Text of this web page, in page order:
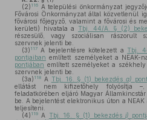
(2) 116 A települési önkormányzat
Fővárosi Önkormányzat által közvetlenül
fővárosi főjegyző, valamint a fővárosi és
kerületi) hivatala a Tbj. 44/A. § (2)
részesülő, vagy szociálisan rászorult
szervnek jelenti be.
(3) 117 A bejelentésre kötelezett a Tbj.
pontjaiban említett személyeket a NEAK-
pontjában említett személyeket a
szervnek jelenti be.
(3a) 118 A Tbj. 16. § (1) bekezdés a)
ellátást nem kifizetőhely folyósítja –,
feladatkörében eljáró Magyar
be. A bejelentést elektronikus úton a
teljesíteni.
(4) 119 A Tbj. 16. § (1) bekezdés j)